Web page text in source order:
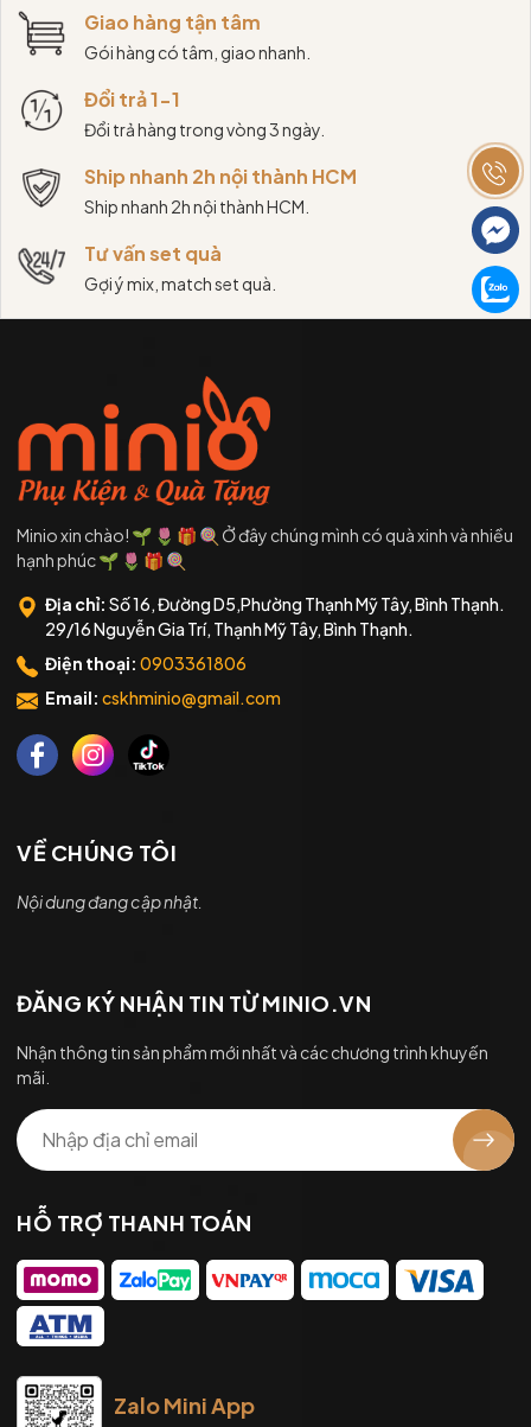
Giao hàng tận tâm
Gói hàng có tâm, giao nhanh.
Đổi trả 1-1
Đổi trả hàng trong vòng 3 ngày.
Ship nhanh 2h nội thành HCM
Ship nhanh 2h nội thành HCM.
Tư vấn set quà
Gợi ý mix, match set quà.
Minio xin chào! 🌱 🌷 🎁 🍭 Ở đây chúng mình có quà xinh và nhiều
hạnh phúc 🌱 🌷 🎁 🍭
Địa chỉ: Số 16, Đường D5,Phường Thạnh Mỹ Tây, Bình Thạnh.
29/16 Nguyễn Gia Trí, Thạnh Mỹ Tây, Bình Thạnh.
Điện thoại: 0903361806
Email: cskhminio@gmail.com
VỀ CHÚNG TÔI
Nội dung đang cập nhật.
ĐĂNG KÝ NHẬN TIN TỪ MINIO.VN
Nhận thông tin sản phẩm mới nhất và các chương trình khuyến
mãi.
HỖ TRỢ THANH TOÁN
Zalo Mini App